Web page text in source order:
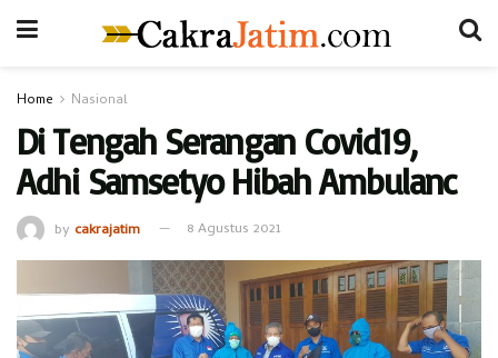
Home Nasional
Di Tengah Serangan Covid19,
Adhi Samsetyo Hibah Ambulanc
by cakrajatim 8 Agustus 2021